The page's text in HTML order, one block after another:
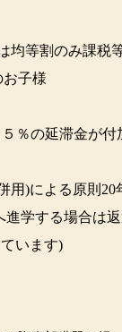
均等割のみ課税
子様
５％の延滞金が
用)による 原則20
進学する場合は
います)